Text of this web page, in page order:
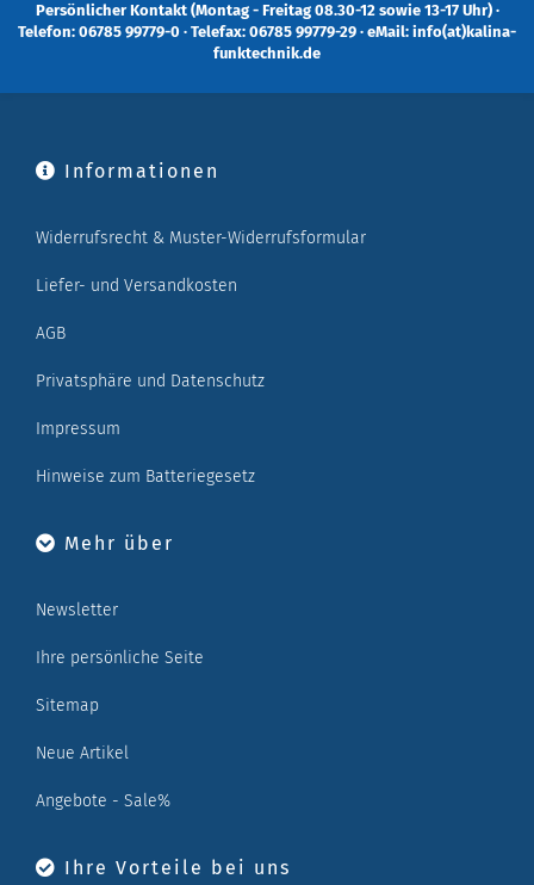
Persönlicher Kontakt (Montag - Freitag 08.30-12 sowie 13-17 Uhr) ·
Telefon: 06785 99779-0 · Telefax: 06785 99779-29 · eMail: info(at)kalina-
funktechnik.de
Informationen
Widerrufsrecht & Muster-Widerrufsformular
Liefer- und Versandkosten
AGB
Privatsphäre und Datenschutz
Impressum
Hinweise zum Batteriegesetz
Mehr über
Newsletter
Ihre persönliche Seite
Sitemap
Neue Artikel
Angebote - Sale%
Ihre Vorteile bei uns